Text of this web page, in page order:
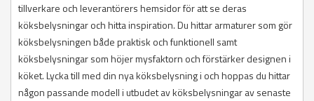
tillverkare och leverantörers hemsidor för att se deras
köksbelysningar och hitta inspiration. Du hittar armaturer som gör
köksbelysningen både praktisk och funktionell samt
köksbelysningar som höjer mysfaktorn och förstärker designen i
köket. Lycka till med din nya köksbelysning i och hoppas du hittar
någon passande modell i utbudet av köksbelysningar av senaste